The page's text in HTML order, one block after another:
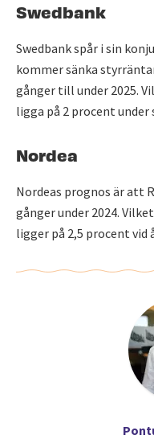
Swedbank
Swedbank spår i sin
kommer sänka
gånger till under 2025.
ligga på 2 procent under
Nordea
Nordeas prognos är att
gånger under 2024.
ligger på 2,5 procent vid